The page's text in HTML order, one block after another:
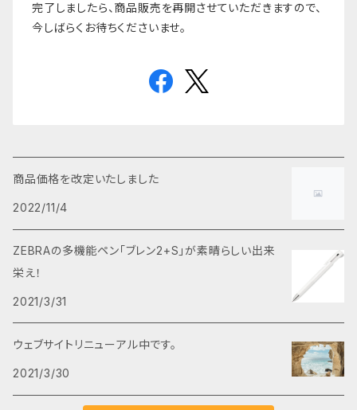
完了しましたら、商品販売を再開させていただきますので、
今しばらくお待ちくださいませ。
商品価格を改定いたしました
2022/11/4
ZEBRAの多機能ペン「ブレン2+S」が素晴らしい出来
栄え！
2021/3/31
ウェブサイトリニューアル中です。
2021/3/30